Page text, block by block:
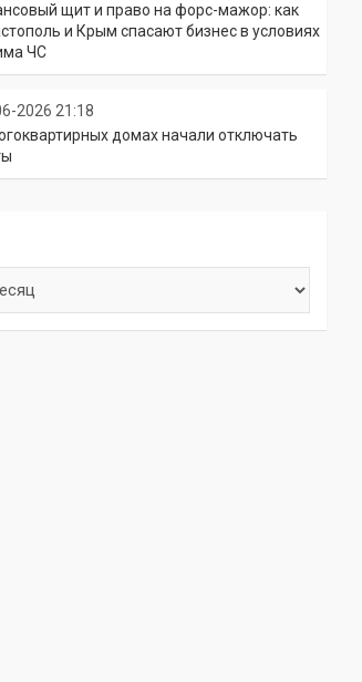
щит и право на форс-мажор: как
и Крым спасают бизнес в условиях
ЧС
2026 21:18
домах начали отключать